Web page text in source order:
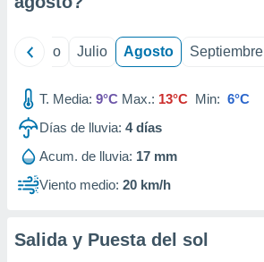
mediante
publicidad
publicidad
Junio Julio Agosto Septiembre
T. Media: 9°C Max.: 13°C Min: 6°C
Días de lluvia: 4días
Acum. de lluvia: 17 mm
Viento medio: 20 km/h
Salida y Puesta del sol